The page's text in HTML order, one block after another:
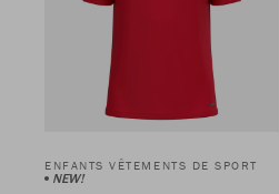
ENFANTS VÊTEMENTS DE SPORT
NEW!